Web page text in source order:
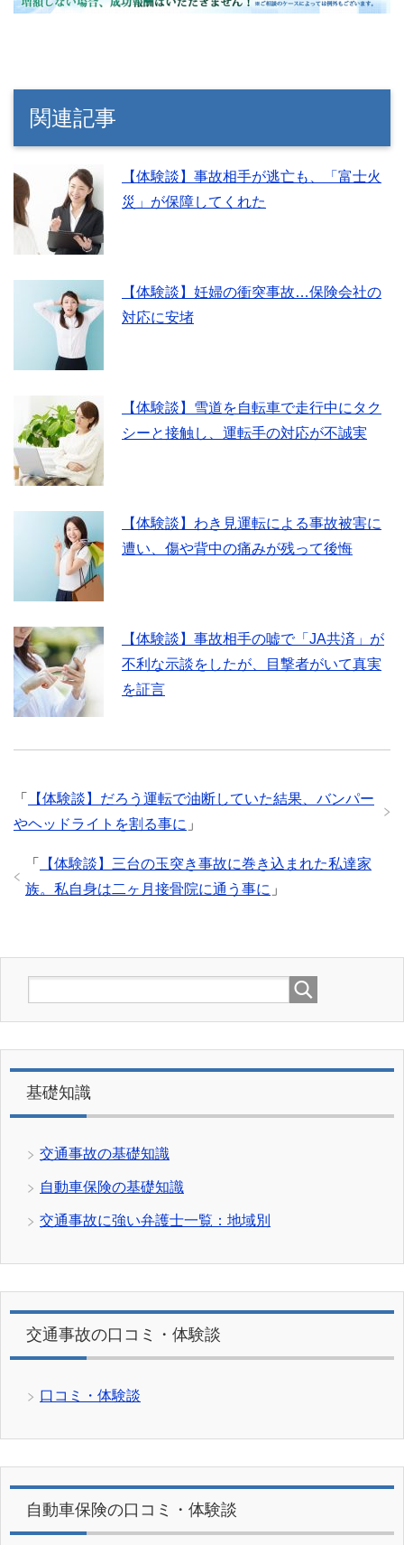
関連記事
【体験談】事故相手が逃亡も、「富士火
災」が保障してくれた
【体験談】妊婦の衝突事故…保険会社の
対応に安堵
【体験談】雪道を自転車で走行中にタク
シーと接触し、運転手の対応が不誠実
【体験談】わき見運転による事故被害に
遭い、傷や背中の痛みが残って後悔
【体験談】事故相手の嘘で「JA共済」が
不利な示談をしたが、目撃者がいて真実
を証言
「
【体験談】だろう運転で油断していた結果、バンパー
やヘッドライトを割る事に 」
「
【体験談】三台の玉突き事故に巻き込まれた私達家
族。私自身は二ヶ月接骨院に通う事に 」
基礎知識
交通事故の基礎知識
自動車保険の基礎知識
交通事故に強い弁護士一覧：地域別
交通事故の口コミ・体験談
口コミ・体験談
自動車保険の口コミ・体験談